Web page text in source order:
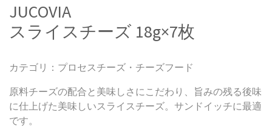
JUCOVIA
スライスチーズ 18g×7枚
カテゴリ：プロセスチーズ・チーズフード
原料チーズの配合と美味しさにこだわり、旨みの残る後味
に仕上げた美味しいスライスチーズ。サンドイッチに最適
です。